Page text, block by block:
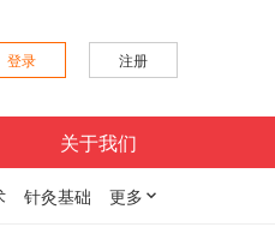
登录 注册
关于我们
针灸基础 更多 